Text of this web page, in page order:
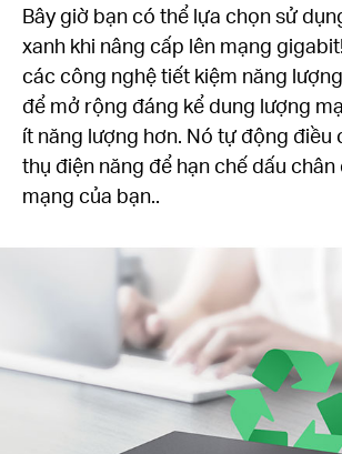
Bây giờ bạn có thể lựa chọn sử
xanh khi nâng cấp lên mạng
các công nghệ tiết kiệm năng
để mở rộng đáng kể dung lượng
ít năng lượng hơn. Nó tự động điều
thụ điện năng để hạn chế dấu
mạng của bạn..